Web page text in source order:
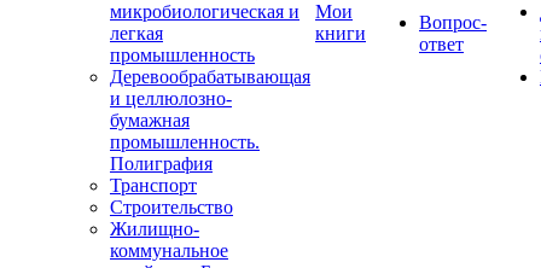
микробиологическая и
легкая
промышленность
Деревообрабатывающая
и целлюлозно-
бумажная
промышленность.
Полиграфия
Транспорт
Строительство
Жилищно-
коммунальное
Мои
книги
Вопрос-
ответ